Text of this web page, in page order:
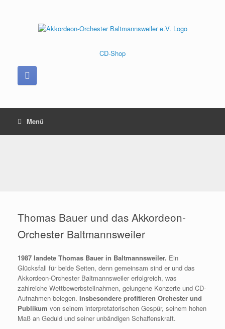
CD-Shop
Menü
Thomas Bauer und das Akkordeon-
Orchester Baltmannsweiler
1987 landete Thomas Bauer in Baltmannsweiler. Ein
Glücksfall für beide Seiten, denn gemeinsam sind er und das
Akkordeon-Orchester Baltmannsweiler erfolgreich, was
zahlreiche Wettbewerbsteilnahmen, gelungene Konzerte und CD-
Aufnahmen belegen. Insbesondere profitieren Orchester und
Publikum von seinem interpretatorischen Gespür, seinem hohen
Maß an Geduld und seiner unbändigen Schaffenskraft.